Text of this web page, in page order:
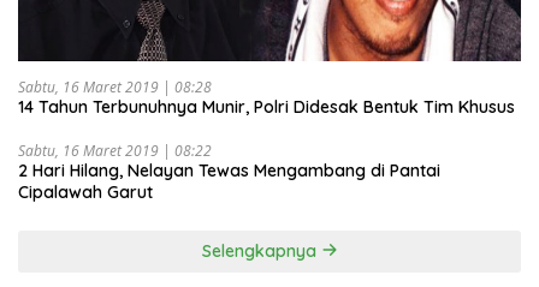
Sabtu, 16 Maret 2019 | 08:28
14 Tahun Terbunuhnya Munir, Polri Didesak Bentuk Tim Khusus
Sabtu, 16 Maret 2019 | 08:22
2 Hari Hilang, Nelayan Tewas Mengambang di Pantai
Cipalawah Garut
Selengkapnya